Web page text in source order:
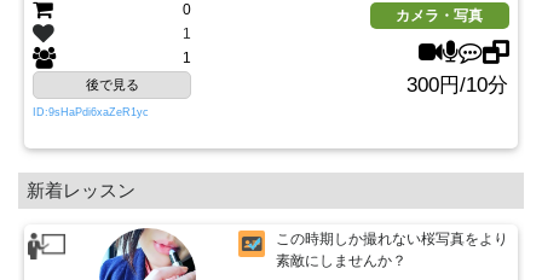
0
1
1
カメラ・写真
後で見る 300円/10分
ID:9sHaPdi6xaZeR1yc
新着レッスン
この時期しか撮れない桜写真をより
素敵にしませんか？